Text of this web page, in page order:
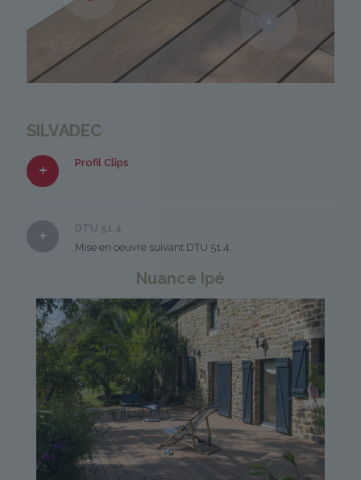
SILVADEC
Profil Clips
DTU 51.4
Mise en oeuvre suivant DTU 51.4.
Nuance Ipé